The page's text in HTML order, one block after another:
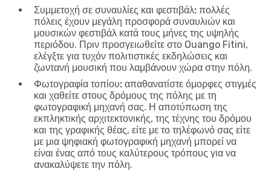
Συμμετοχή σε συναυλίες και φεστιβάλ: πολλές
πόλεις έχουν μεγάλη προσφορά συναυλιών και
μουσικών φεστιβάλ κατά τους μήνες της υψηλής
περιόδου. Πριν προσγειωθείτε στο Ouango Fitini,
ελέγξτε για τυχόν πολιτιστικές εκδηλώσεις και
ζωντανή μουσική που λαμβάνουν χώρα στην πόλη.
Φωτογραφία τοπίου: απαθανατίστε όμορφες στιγμές
και χαθείτε στους δρόμους της πόλης με τη
φωτογραφική μηχανή σας. Η αποτύπωση της
εκπληκτικής αρχιτεκτονικής, της τέχνης του δρόμου
και της γραφικής θέας, είτε με το τηλέφωνό σας είτε
με μια ψηφιακή φωτογραφική μηχανή μπορεί να
είναι ένας από τους καλύτερους τρόπους για να
ανακαλύψετε την πόλη.